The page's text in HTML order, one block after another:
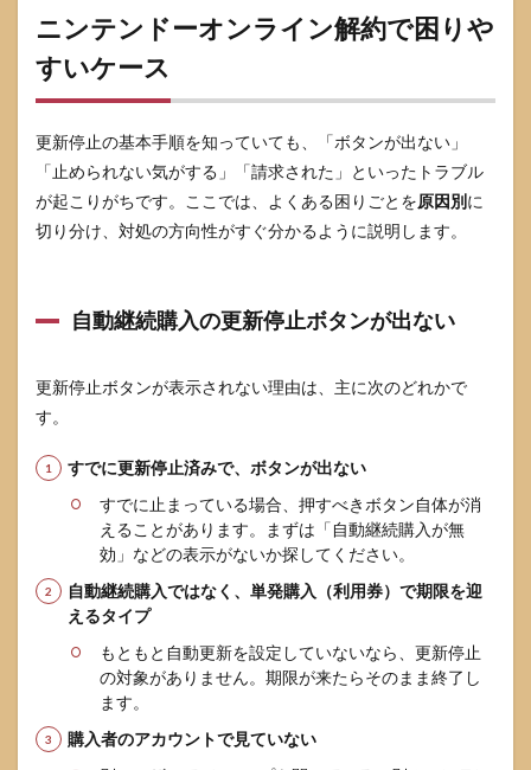
ニンテンドーオンライン解約で困りや
すいケース
更新停止の基本手順を知っていても、「ボタンが出ない」
「止められない気がする」「請求された」といったトラブル
が起こりがちです。ここでは、よくある困りごとを原因別に
切り分け、対処の方向性がすぐ分かるように説明します。
自動継続購入の更新停止ボタンが出ない
更新停止ボタンが表示されない理由は、主に次のどれかで
す。
すでに更新停止済みで、ボタンが出ない
すでに止まっている場合、押すべきボタン自体が消
えることがあります。まずは「自動継続購入が無
効」などの表示がないか探してください。
自動継続購入ではなく、単発購入（利用券）で期限を迎
えるタイプ
もともと自動更新を設定していないなら、更新停止
の対象がありません。期限が来たらそのまま終了し
ます。
購入者のアカウントで見ていない